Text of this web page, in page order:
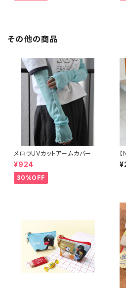
その他の商品
メロウUVカットアームカバー
¥924
30%OFF
M